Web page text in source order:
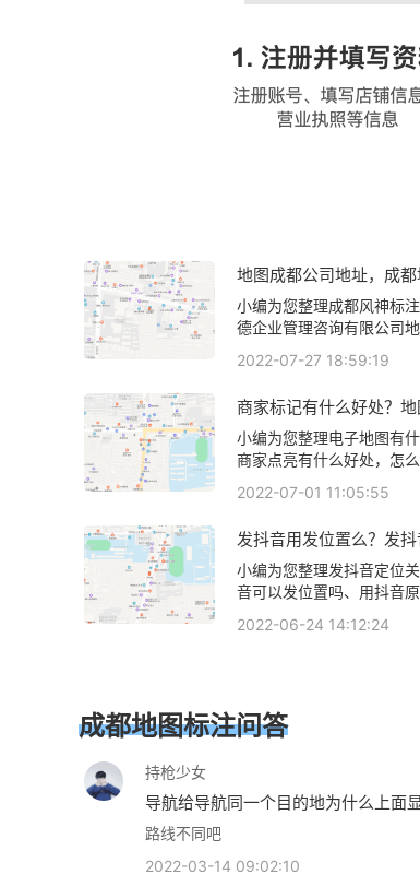
地图成都公司地址，成
小编为您整理成都风神标
德企业管理咨询有限公司
司地址在哪呢、成都识力
看下方正文！
2022-07-27 18:59:19
商家标记有什么好处？
小编为您整理电子地图有
商家点亮有什么好处，怎
再升级有什么好处、地图
2022-07-01 11:05:55
发抖音用发位置么？发抖
小编为您整理发抖音定位
音可以发位置吗、用抖音
频如何添加自己的指路人
2022-06-24 14:12:24
成都地图标注问答
持枪少女
导航给导航同一个目的地为什么上面
路线不同吧
2022-03-14 09:02:10